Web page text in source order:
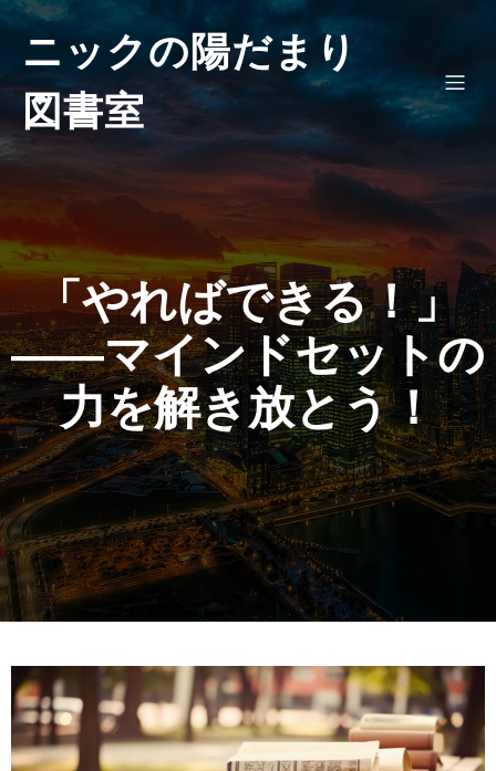
ニックの陽だまり
図書室
「やればできる！」
――マインドセットの
力を解き放とう！